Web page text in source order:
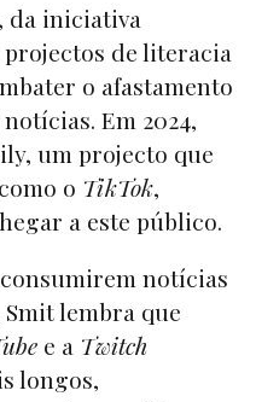
da iniciativa
de literacia
o afastamento
Em 2024,
um projecto que
o TikTok,
a este público.
notícias
lembra que
e a Twitch
longos,